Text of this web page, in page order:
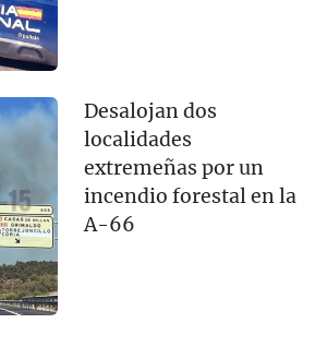
Desalojan dos
localidades
extremeñas por un
incendio forestal en la
A-66